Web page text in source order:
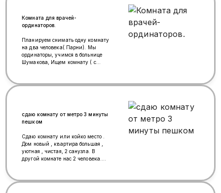
Комната для врачей-
ординаторов.
Планируем снимать одну комнату
на два человека( Парни). Мы
ординаторы, учимся в больнице
Шумакова, Ищем комнату ( с
порядочных двух парней для
поблизости к больнице Имени
Шумаковы ( на 2-3 станциях от
звонить.
сдаю комнату от метро 3 минуты
пешком
Сдаю комнату или койко место .
Дом новый , квартира большая ,
уютная , чистая, 2 санузла. В
другой комнате нас 2 человека.